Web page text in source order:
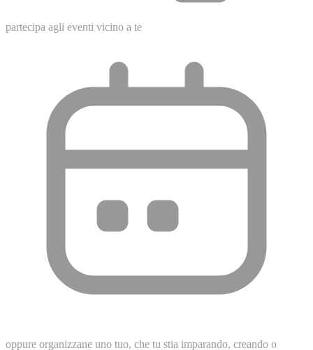
partecipa agli eventi vicino a te
oppure organizzane uno tuo, che tu stia imparando, creando o